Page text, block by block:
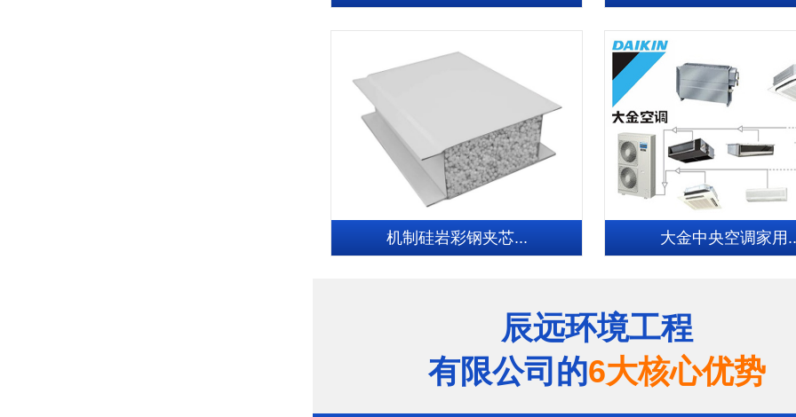
机制硅岩彩钢夹芯... 大金中央空调家用
辰远环境工程
有限公司的6大核心优势